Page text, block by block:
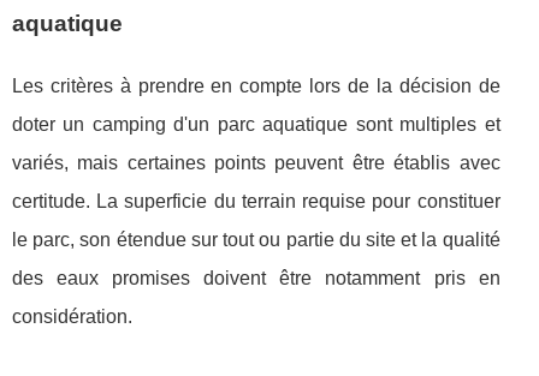
aquatique
Les critères à prendre en compte lors de la décision de
doter un camping d'un parc aquatique sont multiples et
variés, mais certaines points peuvent être établis avec
certitude. La superficie du terrain requise pour constituer
le parc, son étendue sur tout ou partie du site et la qualité
des eaux promises doivent être notamment pris en
considération.